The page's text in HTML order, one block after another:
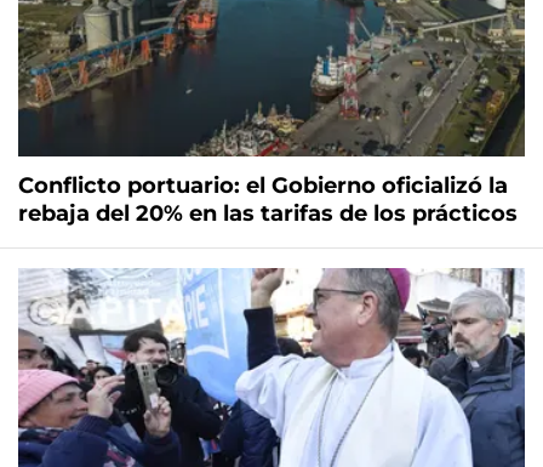
Conflicto portuario: el Gobierno oficializó la
rebaja del 20% en las tarifas de los prácticos